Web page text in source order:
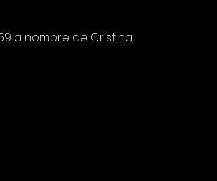
a nombre de Cristina